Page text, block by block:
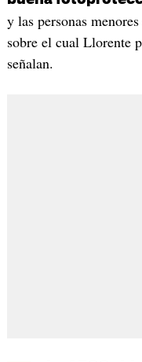
y las personas
sobre el cual Llorente
señalan.